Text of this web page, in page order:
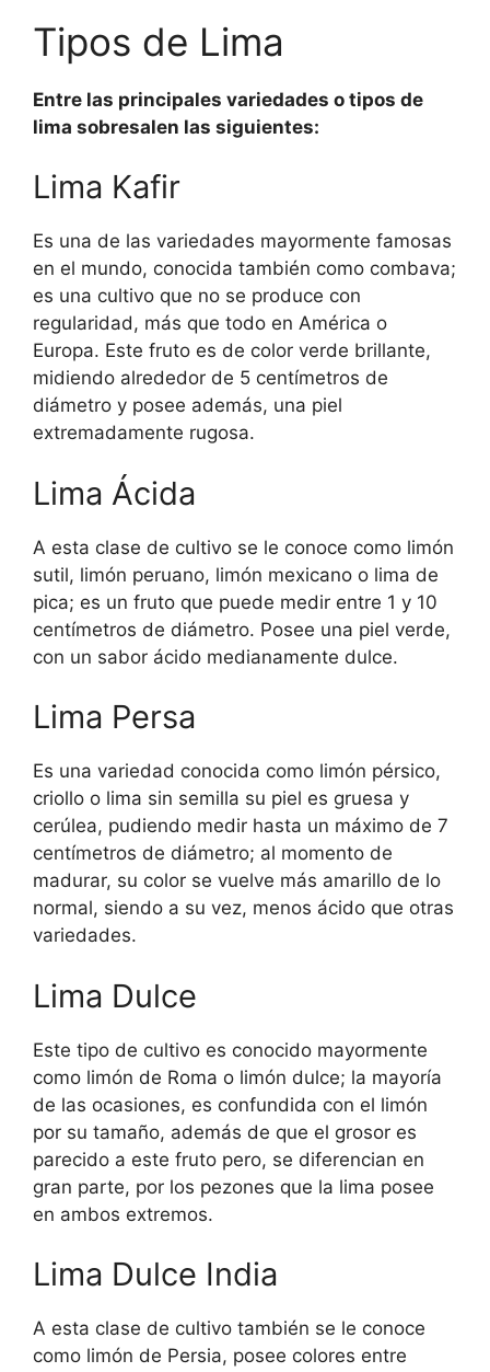
Tipos de Lima
Entre las principales variedades o tipos de
lima sobresalen las siguientes:
Lima Kafir
Es una de las variedades mayormente famosas
en el mundo, conocida también como combava;
es una cultivo que no se produce con
regularidad, más que todo en América o
Europa. Este fruto es de color verde brillante,
midiendo alrededor de 5 centímetros de
diámetro y posee además, una piel
extremadamente rugosa.
Lima Ácida
A esta clase de cultivo se le conoce como limón
sutil, limón peruano, limón mexicano o lima de
pica; es un fruto que puede medir entre 1 y 10
centímetros de diámetro. Posee una piel verde,
con un sabor ácido medianamente dulce.
Lima Persa
Es una variedad conocida como limón pérsico,
criollo o lima sin semilla su piel es gruesa y
cerúlea, pudiendo medir hasta un máximo de 7
centímetros de diámetro; al momento de
madurar, su color se vuelve más amarillo de lo
normal, siendo a su vez, menos ácido que otras
variedades.
Lima Dulce
Este tipo de cultivo es conocido mayormente
como limón de Roma o limón dulce; la mayoría
de las ocasiones, es confundida con el limón
por su tamaño, además de que el grosor es
parecido a este fruto pero, se diferencian en
gran parte, por los pezones que la lima posee
en ambos extremos.
Lima Dulce India
A esta clase de cultivo también se le conoce
como limón de Persia, posee colores entre